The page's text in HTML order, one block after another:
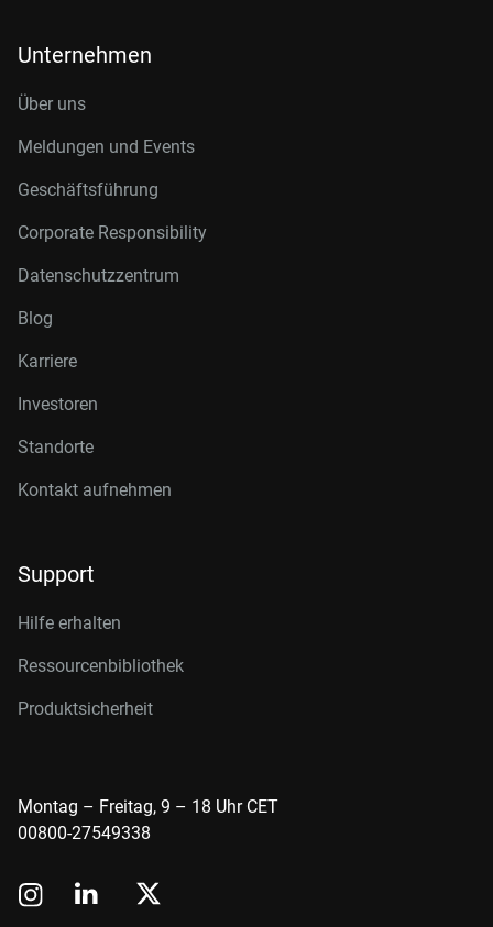
Unternehmen
Über uns
Meldungen und Events
Geschäftsführung
Corporate Responsibility
Datenschutzzentrum
Blog
Karriere
Investoren
Standorte
Kontakt aufnehmen
Support
Hilfe erhalten
Ressourcenbibliothek
Produktsicherheit
Montag – Freitag, 9 – 18 Uhr CET
00800-27549338